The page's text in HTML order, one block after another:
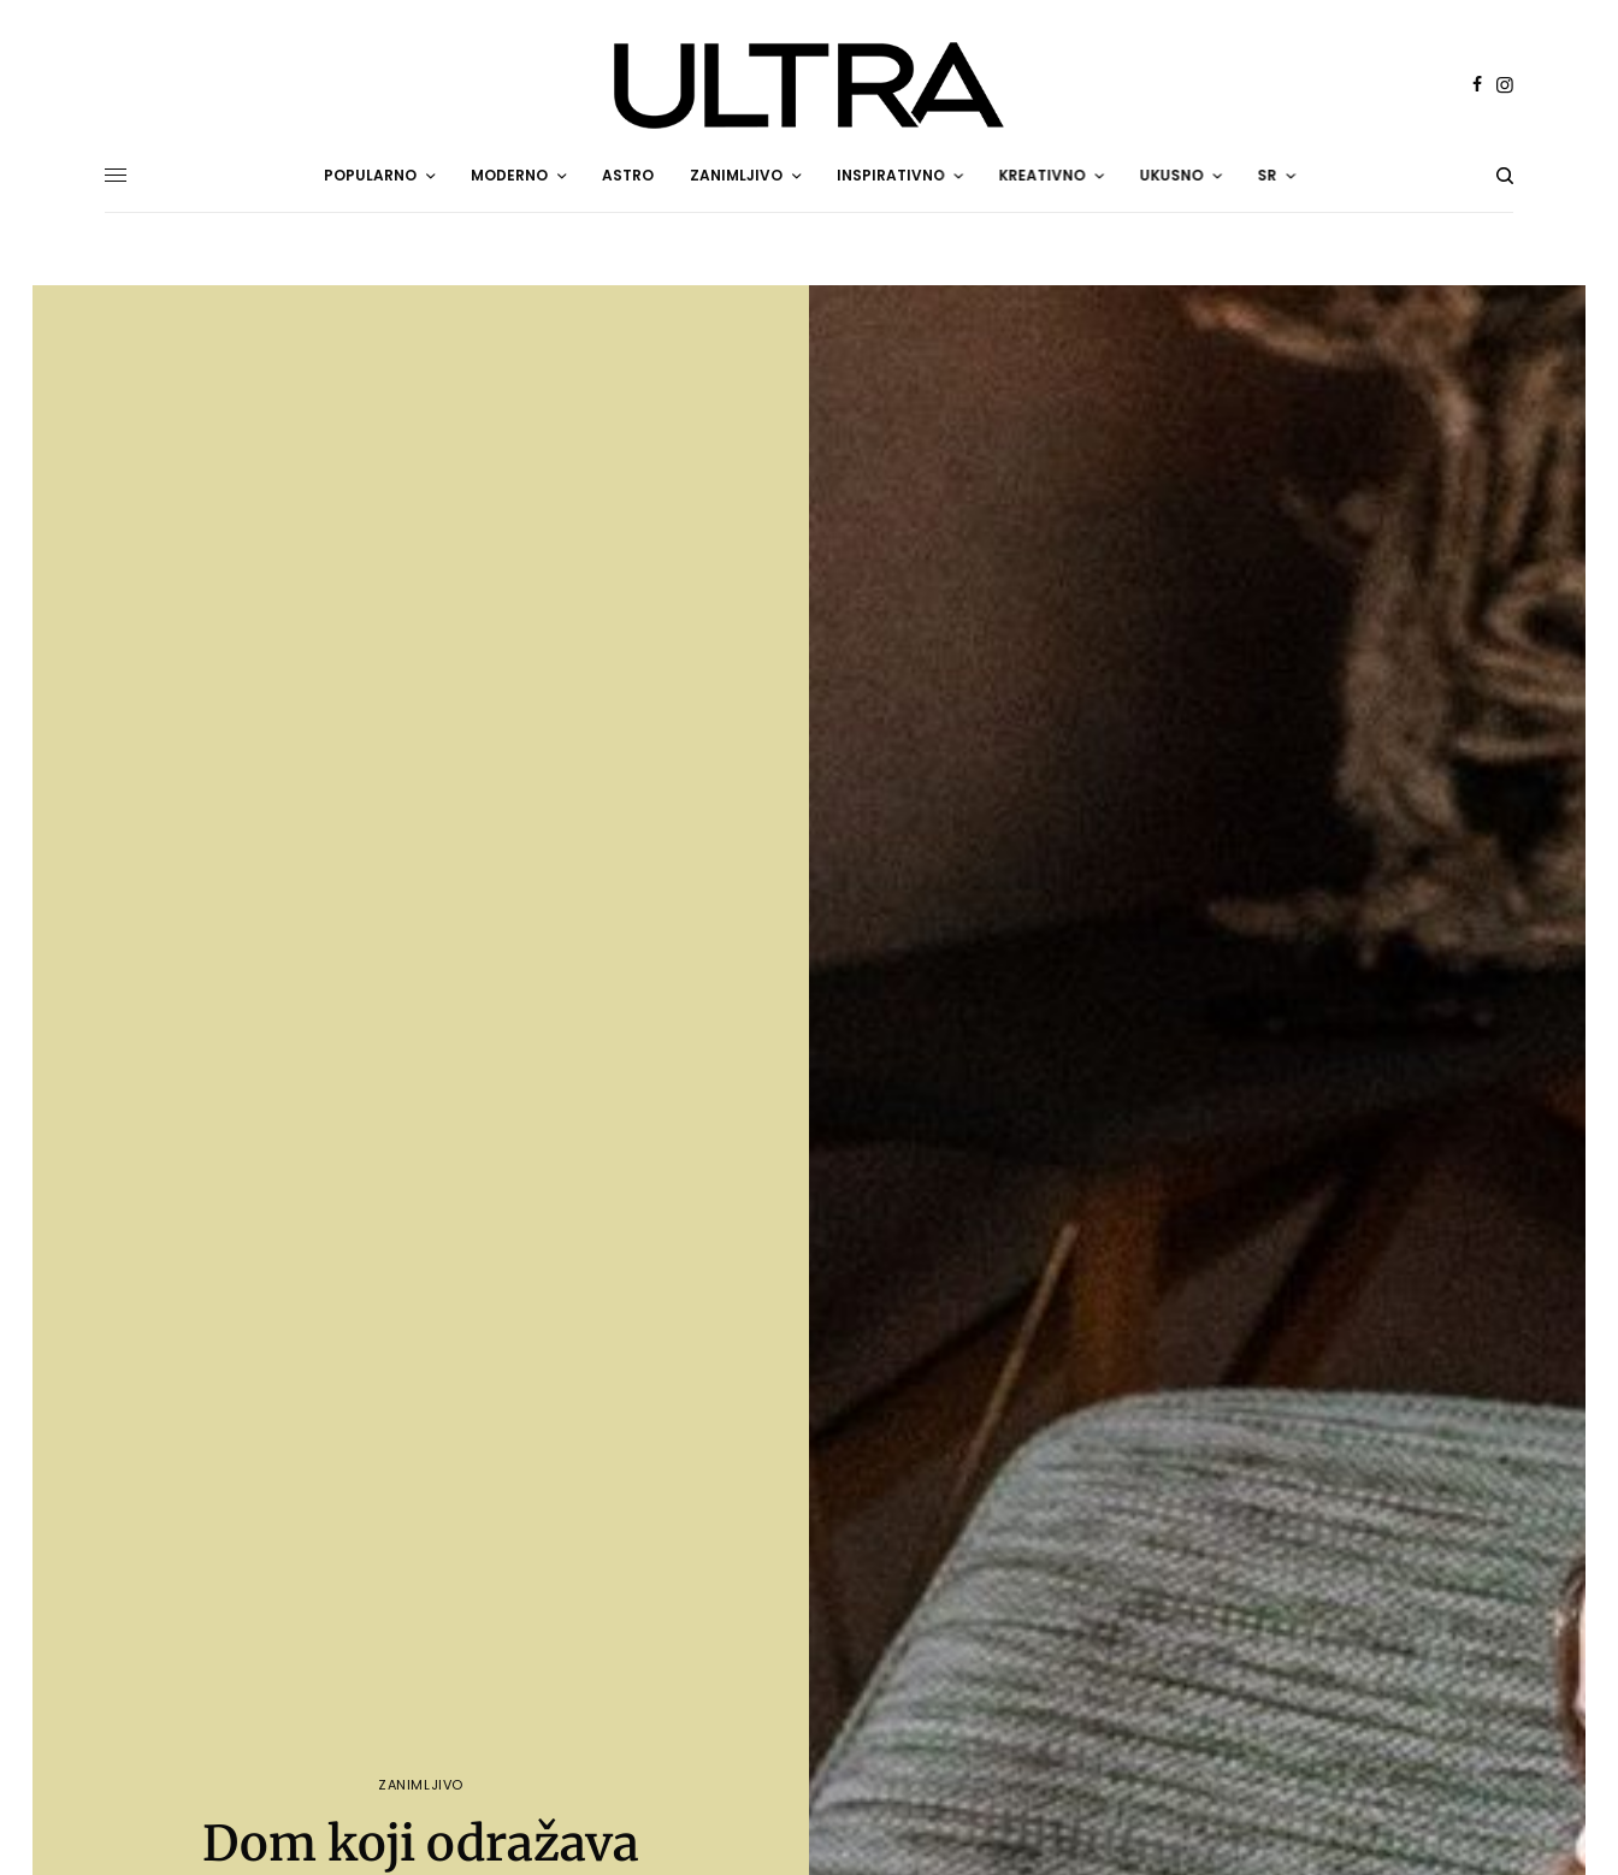
POPULARNO MODERNO ASTRO ZANIMLJIVO INSPIRATIVNO KREATIVNO UKUSNO SR
ZANIMLJIVO
Dom koji odražava